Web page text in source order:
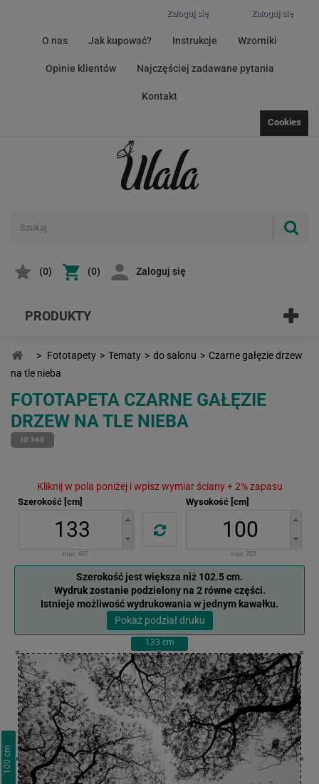
Zaloguj się
Zaloguj się
O nas Jak kupować? Instrukcje Wzorniki
Opinie klientów Najczęściej zadawane pytania
Kontakt
Cookies
(0) (0) Zaloguj się
PRODUKTY
> Fototapety > Tematy > do salonu > Czarne gałęzie drzew
na tle nieba
FOTOTAPETA CZARNE GAŁĘZIE
DRZEW NA TLE NIEBA
ID 340
Kliknij w pola poniżej i wpisz wymiar ściany + 2% zapasu
Szerokość [cm]
max: 407
Wysokość [cm]
max: 305
Szerokość jest większa niż 102.5 cm.
Wydruk zostanie podzielony na 2 równe części.
Istnieje możliwość wydrukowania w jednym kawałku.
Pokaż podział druku
133 cm
100
cm